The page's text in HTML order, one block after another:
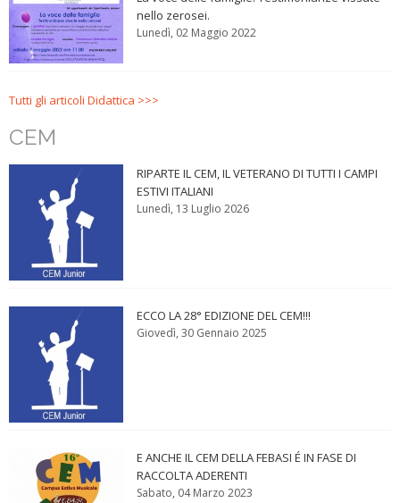
nello zerosei.
Lunedì, 02 Maggio 2022
Tutti gli articoli Didattica >>>
CEM
RIPARTE IL CEM, IL VETERANO DI TUTTI I CAMPI
ESTIVI ITALIANI
Lunedì, 13 Luglio 2026
ECCO LA 28° EDIZIONE DEL CEM!!!
Giovedì, 30 Gennaio 2025
E ANCHE IL CEM DELLA FEBASI É IN FASE DI
RACCOLTA ADERENTI
Sabato, 04 Marzo 2023